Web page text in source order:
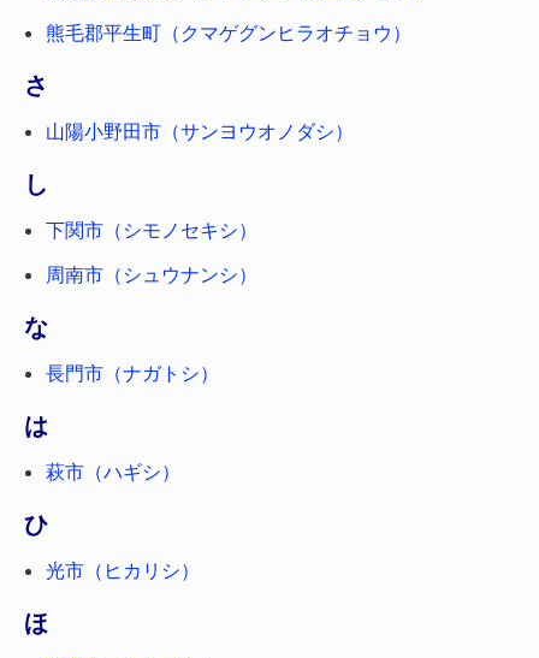
熊毛郡平生町（クマゲグンヒラオチョウ）
さ
山陽小野田市（サンヨウオノダシ）
し
下関市（シモノセキシ）
周南市（シュウナンシ）
な
長門市（ナガトシ）
は
萩市（ハギシ）
ひ
光市（ヒカリシ）
ほ